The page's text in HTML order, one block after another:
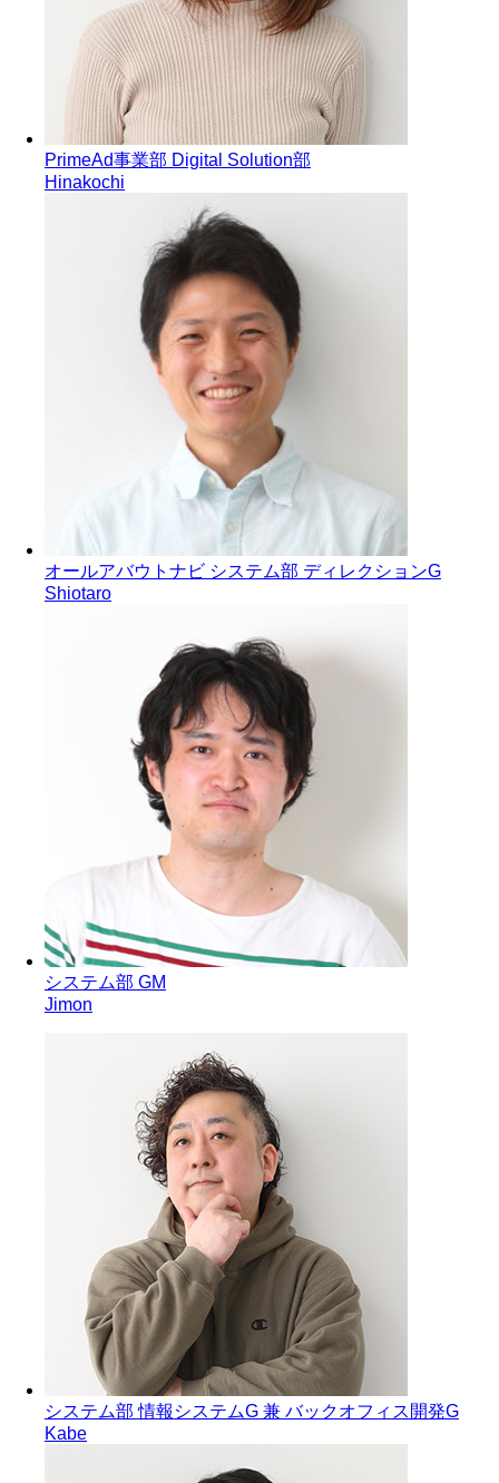
PrimeAd事業部 Digital Solution部
Hinakochi
オールアバウトナビ システム部 ディレクションG
Shiotaro
システム部 GM
Jimon
システム部 情報システムG 兼 バックオフィス開発G
Kabe